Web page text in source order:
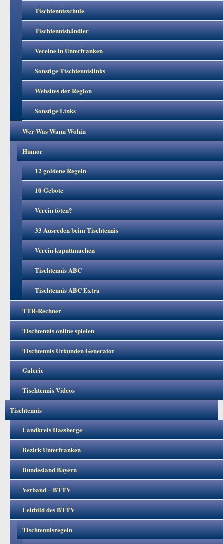
Tischtennisschule
Tischtennishändler
Vereine in Unterfranken
Sonstige Tischtennislinks
Websites der Region
Sonstige Links
Wer Was Wann Wohin
Humor
12 goldene Regeln
10 Gebote
Verein töten?
33 Ausreden beim Tischtennis
Verein kaputtmachen
Tischtennis ABC
Tischtennis ABC Extra
TTR-Rechner
Tischtennis online spielen
Tischtennis Urkunden Generator
Galerie
Tischtennis Videos
Tischtennis
Landkreis Hassberge
Bezirk Unterfranken
Bundesland Bayern
Verband – BTTV
Leitbild des BTTV
Tischtennisregeln